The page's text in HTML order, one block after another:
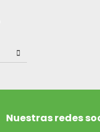
Nuestras redes